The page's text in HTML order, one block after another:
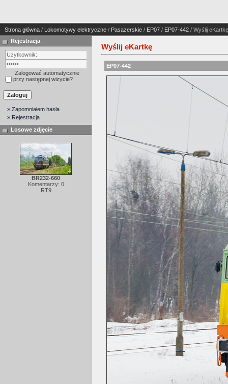
Strona główna / Lokomotywy elektryczne / Pasażerskie / EP07 / EP07-442 / Wyślij eKartkę
Rejestracja
Zalogować automatycznie
przy następnej wizycie?
» Zapomniałem hasła
» Rejestracja
Losowe zdjęcie
BR232-660
Komentarzy: 0
RT9
Wyślij eKartkę
EP07-442